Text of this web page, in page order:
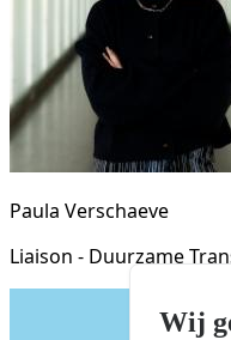
Paula Verschaeve
Liaison - Duurzame
Wij